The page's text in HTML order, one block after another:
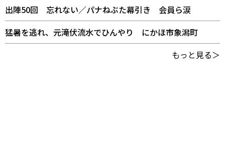
出陣50回 忘れない／パナねぶた幕引き 会員ら涙
猛暑を逃れ、元滝伏流水でひんやり にかほ市象潟町
もっと見る＞